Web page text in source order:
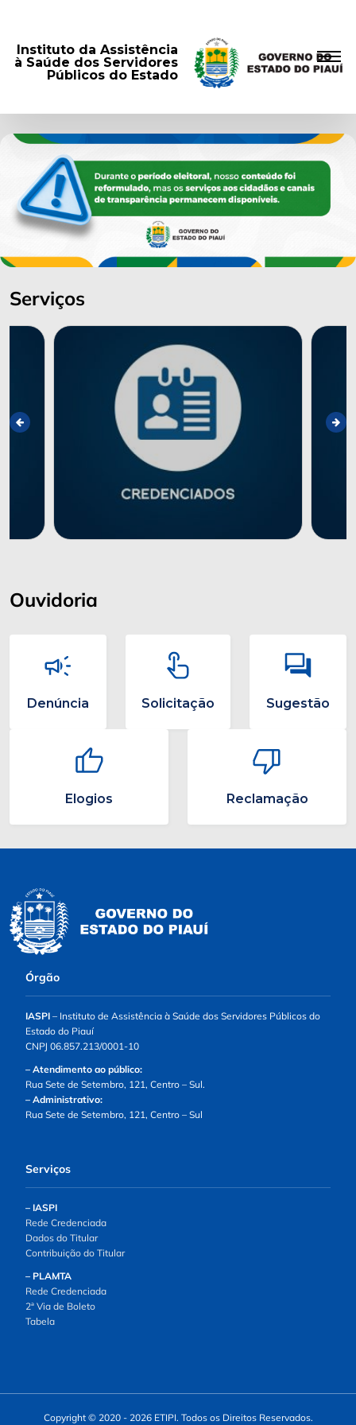
Instituto da Assistência
à Saúde dos Servidores
Públicos do Estado
Serviços
Ouvidoria
Denúncia Solicitação Sugestão
Elogios Reclamação
Órgão
IASPI – Instituto de Assistência à Saúde dos Servidores Públicos do
Estado do Piauí
CNPJ 06.857.213/0001-10
– Atendimento ao público:
Rua Sete de Setembro, 121, Centro – Sul.
– Administrativo:
Rua Sete de Setembro, 121, Centro – Sul
Serviços
– IASPI
Rede Credenciada
Dados do Titular
Contribuição do Titular
– PLAMTA
Rede Credenciada
2ª Via de Boleto
Tabela
Copyright © 2020 - 2026 ETIPI. Todos os Direitos Reservados.